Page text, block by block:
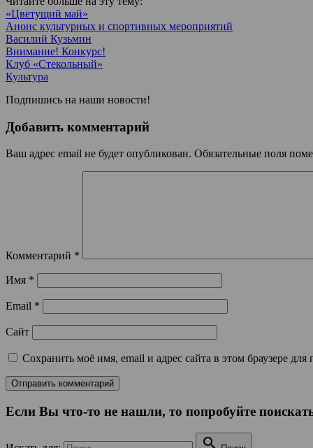
«Цветущий май»
Анонс культурных и спортивных мероприятий
Василий Кузьмин
Внимание! Конкурс!
Клуб «Стекольный»
Культура
Подпишись на наши новости!
Добавить комментарий
Ваш адрес email не будет опубликован. Обязательные поля
Комментарий *
Имя *
Email *
Сайт
Сохранить моё имя, email и адрес сайта в этом браузере
Если Вы что-то не нашли, то попробуйте
